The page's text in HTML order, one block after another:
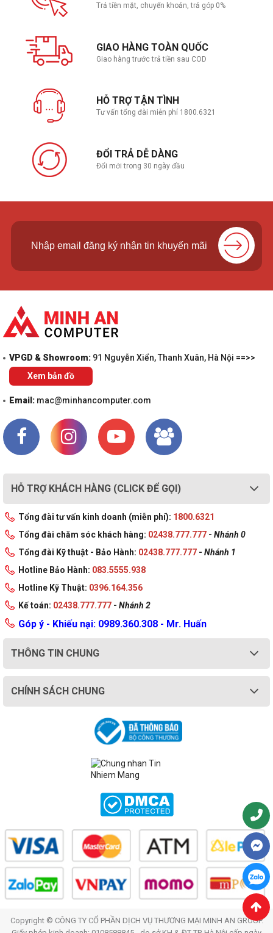
Trả tiền mặt, chuyển khoản, trả góp 0%
GIAO HÀNG TOÀN QUỐC
Giao hàng trước trả tiền sau COD
HỖ TRỢ TẬN TÌNH
Tư vấn tổng đài miễn phí 1800.6321
ĐỔI TRẢ DỄ DÀNG
Đổi mới trong 30 ngày đầu
VPGD & Showroom: 91 Nguyễn Xiển, Thanh Xuân, Hà Nội ==>>
Xem bản đồ
Email: mac@minhancomputer.com
HỖ TRỢ KHÁCH HÀNG (CLICK ĐỂ GỌI)
Tổng đài tư vấn kinh doanh (miễn phí): 1800.6321
Tổng đài chăm sóc khách hàng: 02438.777.777 - Nhánh 0
Tổng đài Kỹ thuật - Bảo Hành: 02438.777.777 - Nhánh 1
Hotline Bảo Hành: 083.5555.938
Hotline Kỹ Thuật: 0396.164.356
Kế toán: 02438.777.777 - Nhánh 2
Góp ý - Khiếu nại: 0989.360.308 - Mr. Huấn
THÔNG TIN CHUNG
CHÍNH SÁCH CHUNG
Copyright © CÔNG TY CỔ PHẦN DỊCH VỤ THƯƠNG MẠI MINH AN GROUP.